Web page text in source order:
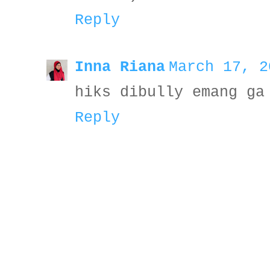
Reply
Inna Riana March 17,
hiks dibully emang
Reply